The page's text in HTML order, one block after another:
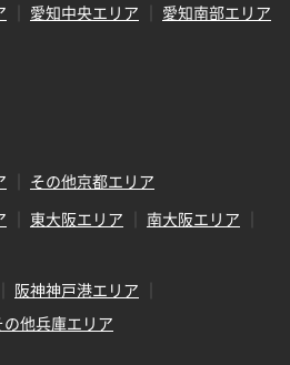
愛知中央エリア
愛知南部エリア
その他京都エリア
東大阪エリア
南大阪エリア
阪神神戸港エリア
の他兵庫エリア